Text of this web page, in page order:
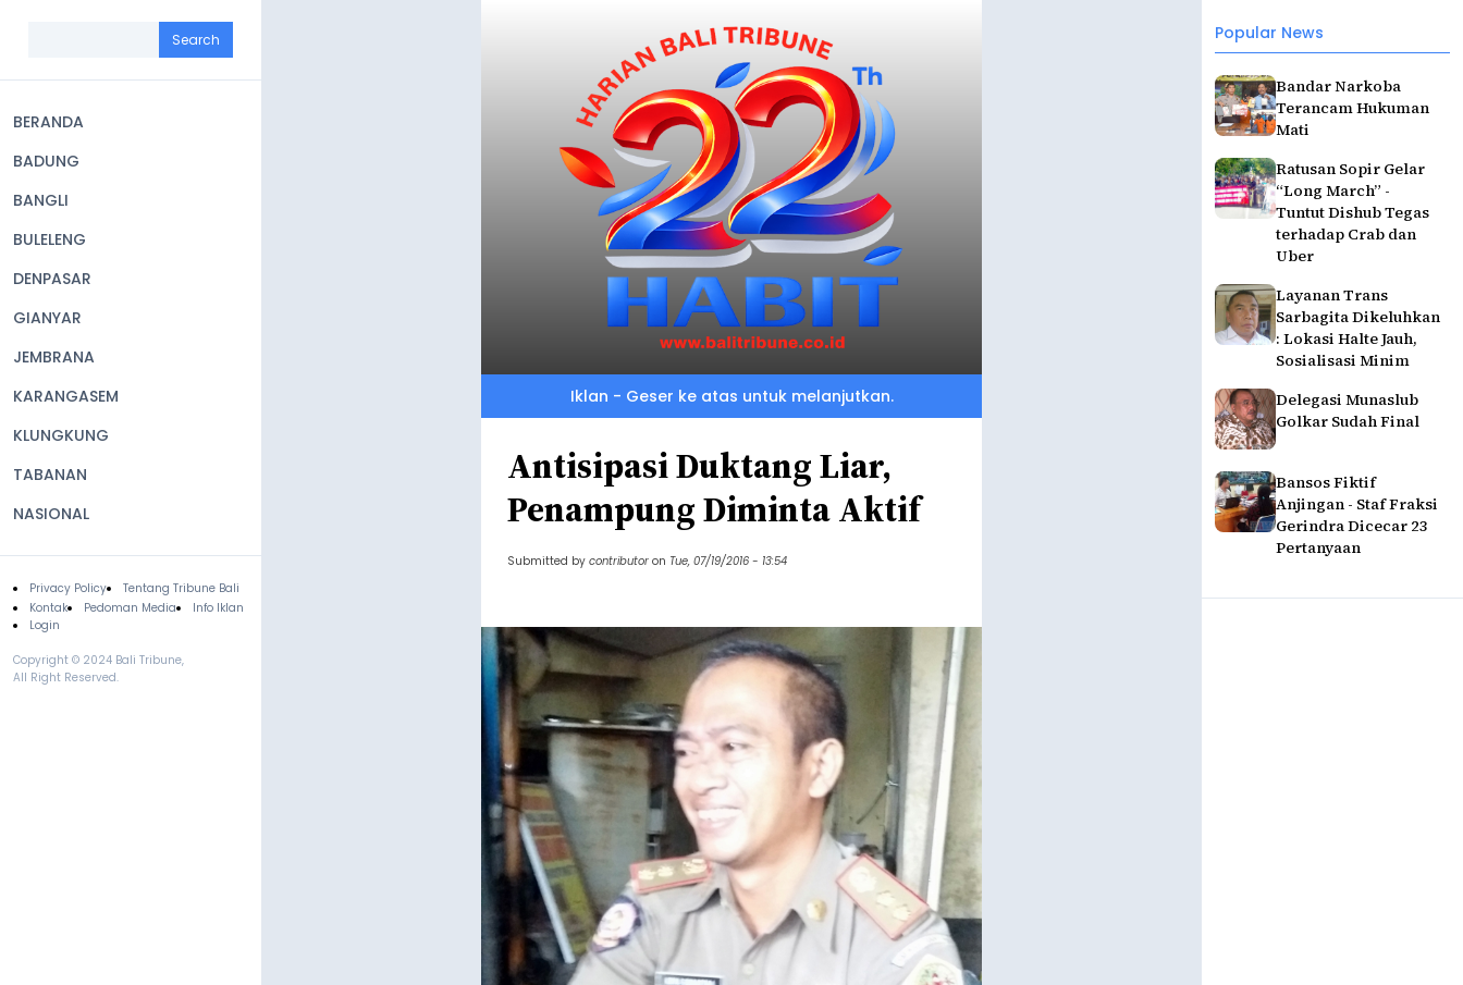
navigation
BERANDA
BADUNG
BANGLI
BULELENG
DENPASAR
GIANYAR
JEMBRANA
KARANGASEM
KLUNGKUNG
TABANAN
NASIONAL
Footer
Privacy Policy
Tentang Tribune Bali
Kontak
Pedoman Media
Info Iklan
Login
Copyright © 2024 Bali Tribune,
All Right Reserved.
Popular News
Bandar Narkoba
Terancam Hukuman
Mati
Ratusan Sopir Gelar
“Long March” -
Tuntut Dishub Tegas
terhadap Crab dan
Uber
Layanan Trans
Sarbagita Dikeluhkan
: Lokasi Halte Jauh,
Sosialisasi Minim
Delegasi Munaslub
Golkar Sudah Final
Bansos Fiktif
Anjingan - Staf Fraksi
Gerindra Dicecar 23
Pertanyaan
Iklan - Geser ke atas untuk melanjutkan.
Antisipasi Duktang Liar,
Penampung Diminta Aktif
Submitted by contributor on Tue, 07/19/2016 - 13:54